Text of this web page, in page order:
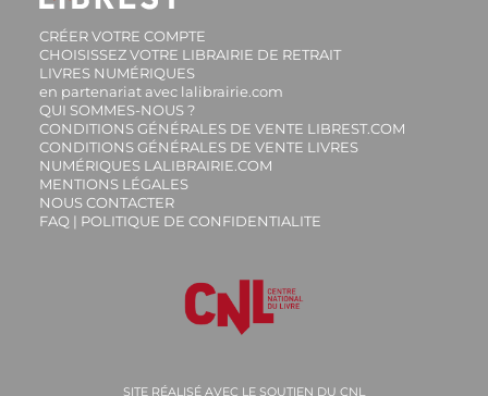
CRÉER VOTRE COMPTE
CHOISISSEZ VOTRE LIBRAIRIE DE RETRAIT
LIVRES NUMÉRIQUES
en partenariat avec lalibrairie.com
QUI SOMMES-NOUS ?
CONDITIONS GÉNÉRALES DE VENTE LIBREST.COM
CONDITIONS GÉNÉRALES DE VENTE LIVRES
NUMÉRIQUES LALIBRAIRIE.COM
MENTIONS LÉGALES
NOUS CONTACTER
FAQ | POLITIQUE DE CONFIDENTIALITE
SITE RÉALISÉ AVEC LE SOUTIEN DU CNL